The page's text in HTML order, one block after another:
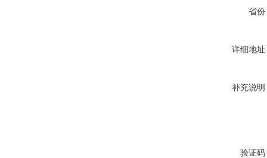
省份
详细地址
补充说明
验证码